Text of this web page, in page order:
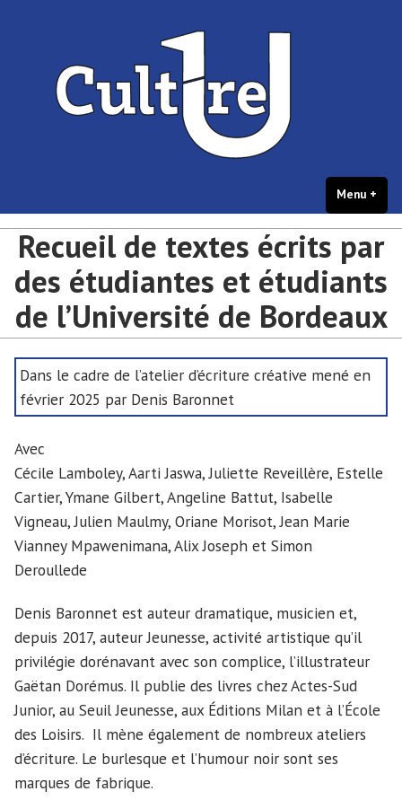
Menu +
Recueil de textes écrits par
des étudiantes et étudiants
de l’Université de Bordeaux
Dans le cadre de l’atelier d’écriture créative mené en
février 2025 par Denis Baronnet
Avec
Cécile Lamboley, Aarti Jaswa, Juliette Reveillère, Estelle
Cartier, Ymane Gilbert, Angeline Battut, Isabelle
Vigneau, Julien Maulmy, Oriane Morisot, Jean Marie
Vianney Mpawenimana, Alix Joseph et Simon
Deroullede
Denis Baronnet est auteur dramatique, musicien et,
depuis 2017, auteur Jeunesse, activité artistique qu’il
privilégie dorénavant avec son complice, l’illustrateur
Gaëtan Dorémus. Il publie des livres chez Actes-Sud
Junior, au Seuil Jeunesse, aux Éditions Milan et à l’École
des Loisirs. Il mène également de nombreux ateliers
d’écriture. Le burlesque et l’humour noir sont ses
marques de fabrique.